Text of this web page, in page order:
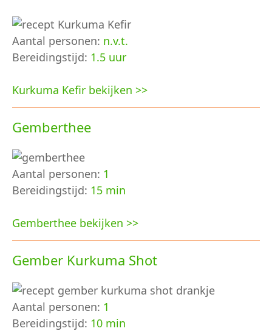
Aantal personen: n.v.t.
Bereidingstijd: 1.5 uur
Kurkuma Kefir bekijken >>
Gemberthee
Aantal personen: 1
Bereidingstijd: 15 min
Gemberthee bekijken >>
Gember Kurkuma Shot
Aantal personen: 1
Bereidingstijd: 10 min